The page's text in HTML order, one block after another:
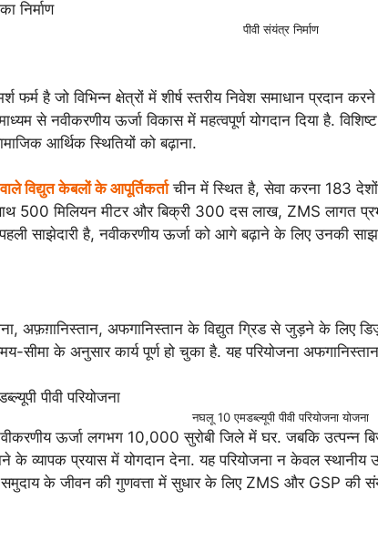
पीवी संयंत्र निर्माण
फर्म है जो विभिन्न क्षेत्रों में शीर्ष स्तरीय निवेश समाधान
से नवीकरणीय ऊर्जा विकास में महत्वपूर्ण योगदान दिया है.
आर्थिक स्थितियों को बढ़ाना.
विद्युत केबलों के आपूर्तिकर्ताचीन में स्थित है, सेवा करना 183
500 मिलियन मीटर और बिक्री 300 दस लाख, ZMS लागत
साझेदारी है, नवीकरणीय ऊर्जा को आगे बढ़ाने के लिए उनकी साझा
अफ़ग़ानिस्तान, अफगानिस्तान के विद्युत ग्रिड से जुड़ने के लिए
के अनुसार कार्य पूर्ण हो चुका है. यह परियोजना
नघलू 10 एमडब्ल्यूपी पीवी परियोजना योजना
ऊर्जा लगभग 10,000 सुरोबी जिले में घर. जबकि उत्पन्न
के व्यापक प्रयास में योगदान देना. यह परियोजना न केवल
के जीवन की गुणवत्ता में सुधार के लिए ZMS और GSP की